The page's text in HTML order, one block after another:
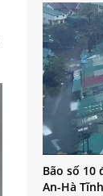
Bão số 10
An-Hà